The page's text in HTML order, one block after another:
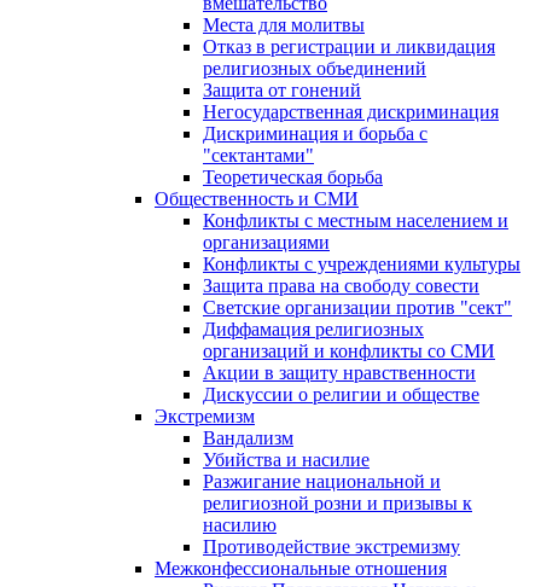
Места для молитвы
Отказ в регистрации и ликвидация
религиозных объединений
Защита от гонений
Негосударственная дискриминация
Дискриминация и борьба с
"сектантами"
Теоретическая борьба
Общественность и СМИ
Конфликты с местным населением и
организациями
Конфликты с учреждениями культуры
Защита права на свободу совести
Светские организации против "сект"
Диффамация религиозных
организаций и конфликты со СМИ
Акции в защиту нравственности
Дискуссии о религии и обществе
Экстремизм
Вандализм
Убийства и насилие
Разжигание национальной и
религиозной розни и призывы к
насилию
Противодействие экстремизму
Межконфессиональные отношения